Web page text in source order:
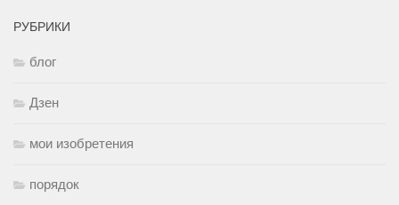
РУБРИКИ
блог
Дзен
мои изобретения
порядок